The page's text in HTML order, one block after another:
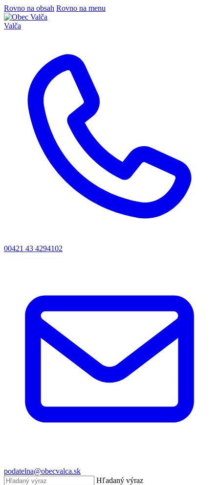
Rovno na obsah Rovno na menu
Valča
00421 43 4294102
podatelna@obecvalca.sk
Hľadaný výraz